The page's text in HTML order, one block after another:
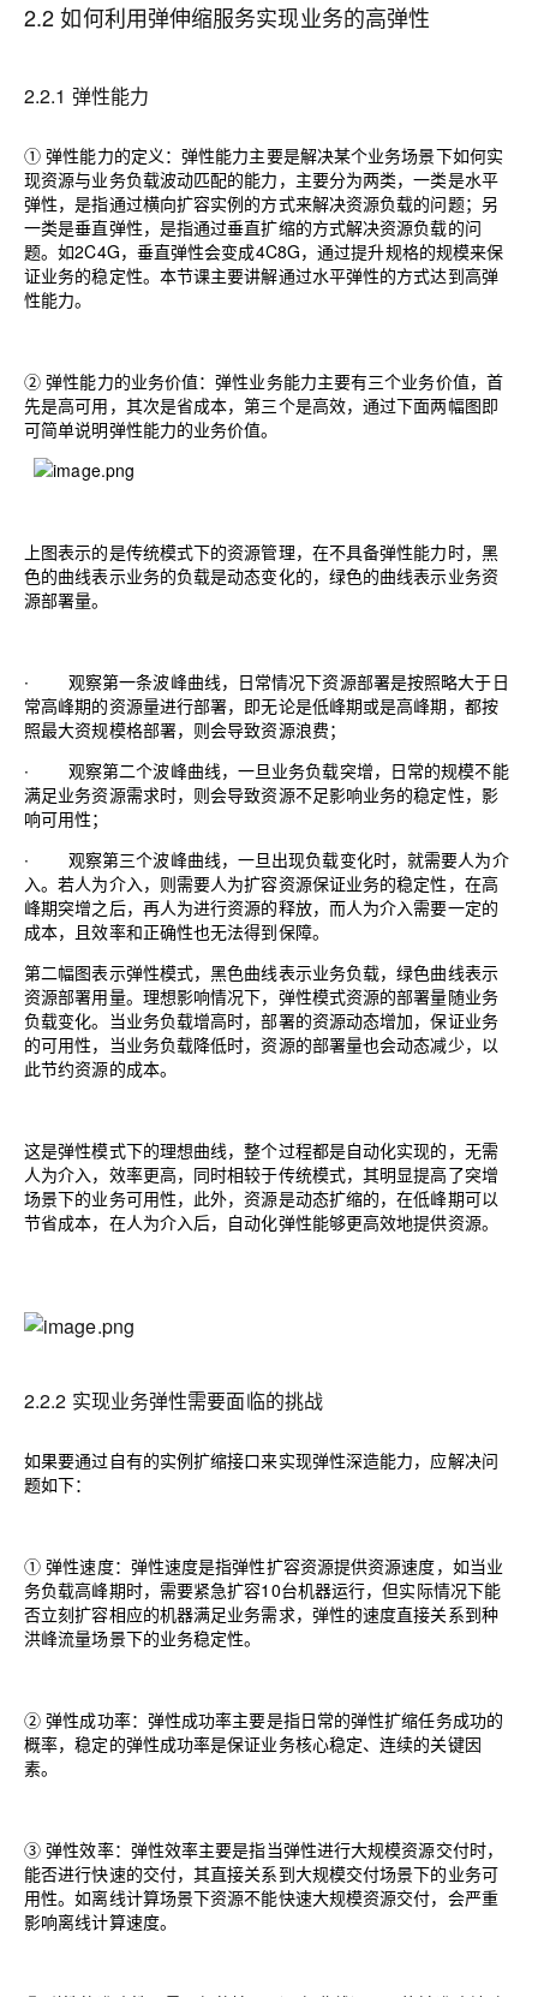
2.2 如何利用弹伸缩服务实现业务的高弹性
2.2.1 弹性能力
① 弹性能力的定义：弹性能力主要是解决某个业务场景下如何实
现资源与业务负载波动匹配的能力，主要分为两类，一类是水平
弹性，是指通过横向扩容实例的方式来解决资源负载的问题；另
一类是垂直弹性，是指通过垂直扩缩的方式解决资源负载的问
题。如2C4G，垂直弹性会变成4C8G，通过提升规格的规模来保
证业务的稳定性。本节课主要讲解通过水平弹性的方式达到高弹
性能力。
② 弹性能力的业务价值：弹性业务能力主要有三个业务价值，首
先是高可用，其次是省成本，第三个是高效，通过下面两幅图即
可简单说明弹性能力的业务价值。
上图表示的是传统模式下的资源管理，在不具备弹性能力时，黑
色的曲线表示业务的负载是动态变化的，绿色的曲线表示业务资
源部署量。
∙ 观察第一条波峰曲线，日常情况下资源部署是按照略大于日
常高峰期的资源量进行部署，即无论是低峰期或是高峰期，都按
照最大资规模格部署，则会导致资源浪费；
∙ 观察第二个波峰曲线，一旦业务负载突增，日常的规模不能
满足业务资源需求时，则会导致资源不足影响业务的稳定性，影
响可用性；
∙ 观察第三个波峰曲线，一旦出现负载变化时，就需要人为介
入。若人为介入，则需要人为扩容资源保证业务的稳定性，在高
峰期突增之后，再人为进行资源的释放，而人为介入需要一定的
成本，且效率和正确性也无法得到保障。
第二幅图表示弹性模式，黑色曲线表示业务负载，绿色曲线表示
资源部署用量。理想影响情况下，弹性模式资源的部署量随业务
负载变化。当业务负载增高时，部署的资源动态增加，保证业务
的可用性，当业务负载降低时，资源的部署量也会动态减少，以
此节约资源的成本。
这是弹性模式下的理想曲线，整个过程都是自动化实现的，无需
人为介入，效率更高，同时相较于传统模式，其明显提高了突增
场景下的业务可用性，此外，资源是动态扩缩的，在低峰期可以
节省成本，在人为介入后，自动化弹性能够更高效地提供资源。
2.2.2 实现业务弹性需要面临的挑战
如果要通过自有的实例扩缩接口来实现弹性深造能力，应解决问
题如下：
① 弹性速度：弹性速度是指弹性扩容资源提供资源速度，如当业
务负载高峰期时，需要紧急扩容10台机器运行，但实际情况下能
否立刻扩容相应的机器满足业务需求，弹性的速度直接关系到种
洪峰流量场景下的业务稳定性。
② 弹性成功率：弹性成功率主要是指日常的弹性扩缩任务成功的
概率，稳定的弹性成功率是保证业务核心稳定、连续的关键因
素。
③ 弹性效率：弹性效率主要是指当弹性进行大规模资源交付时，
能否进行快速的交付，其直接关系到大规模交付场景下的业务可
用性。如离线计算场景下资源不能快速大规模资源交付，会严重
影响离线计算速度。